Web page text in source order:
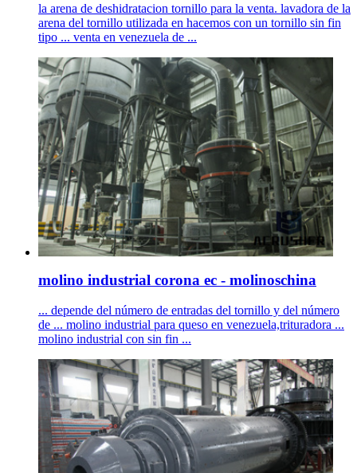
la arena de deshidratacion tornillo para la venta. lavadora de la
arena del tornillo utilizada en hacemos con un tornillo sin fin
tipo ... venta en venezuela de ...
molino industrial corona ec - molinoschina
... depende del número de entradas del tornillo y del número
de ... molino industrial para queso en venezuela,trituradora ...
molino industrial con sin fin ...